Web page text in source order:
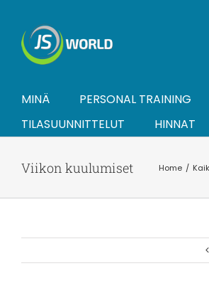
content
MINÄ
PERSONAL TRAINING
TILASUUNNITTELUT
HINNAT
Viikon kuulumiset Home